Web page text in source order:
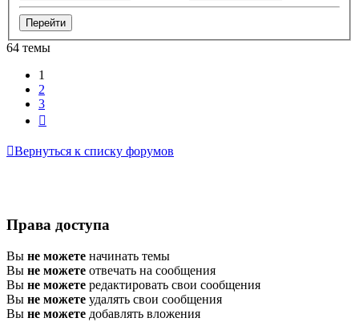
64 темы
1
2
3
Вернуться к списку форумов
Права доступа
Вы не можете начинать темы
Вы не можете отвечать на сообщения
Вы не можете редактировать свои сообщения
Вы не можете удалять свои сообщения
Вы не можете добавлять вложения